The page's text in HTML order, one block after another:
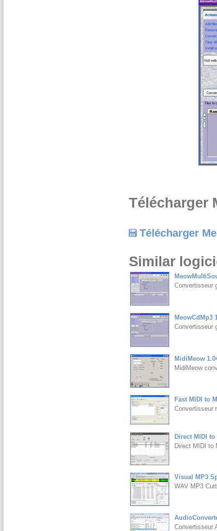
Télécharger
Télécharger
Similar
Convertisseur
MeowCdMp3
Convertisseur
MidiMeow
MidiMeow
Fast MIDI to
Convertisseur
Direct MIDI to
Direct MIDI to
Visual MP3
WAV MP3
Convertisseur